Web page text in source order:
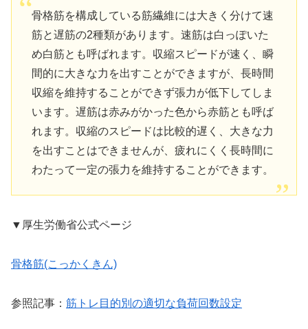
骨格筋を構成している筋繊維には大きく分けて速
筋と遅筋の2種類があります。速筋は白っぽいた
め白筋とも呼ばれます。収縮スピードが速く、瞬
間的に大きな力を出すことができますが、長時間
収縮を維持することができず張力が低下してしま
います。遅筋は赤みがかった色から赤筋とも呼ば
れます。収縮のスピードは比較的遅く、大きな力
を出すことはできませんが、疲れにくく長時間に
わたって一定の張力を維持することができます。
▼厚生労働省公式ページ
骨格筋(こっかくきん)
参照記事： 筋トレ目的別の適切な負荷回数設定